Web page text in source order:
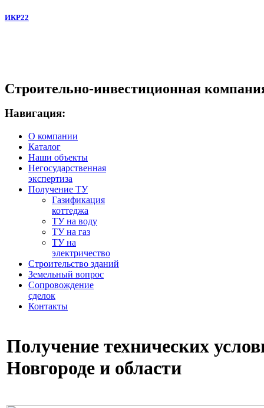
ИКР22
Строительно-инвестиционная
Навигация:
О компании
Каталог
Наши объекты
Негосударственная
экспертиза
Получение ТУ
Газификация
коттеджа
ТУ на воду
ТУ на газ
ТУ на
электричество
Строительство зданий
Земельный вопрос
Сопровождение
сделок
Контакты
Получение технических
Новгороде и области